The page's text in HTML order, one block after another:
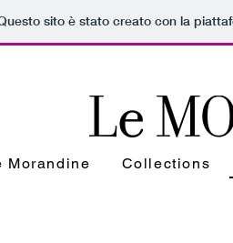
sito è stato creato con la
Morandine Collections